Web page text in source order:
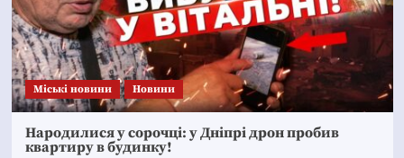
Mіські новини Новини
Народилися у сорочці: у Дніпрі дрон пробив
квартиру в будинку!